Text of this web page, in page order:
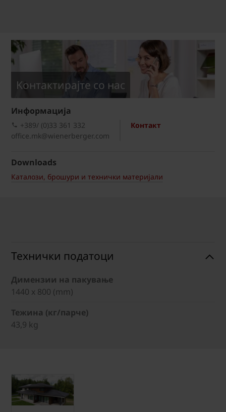
Kонтактирајте со нас
Информациja
Контакт
+389/ (0)33 361 332
office.mk@wienerberger.com
Downloads
Каталози, брошури и технички материјали
Технички податоци
Димензии на пакување
1440 x 800 (mm)
Тежина (кг/парче)
43,9 kg